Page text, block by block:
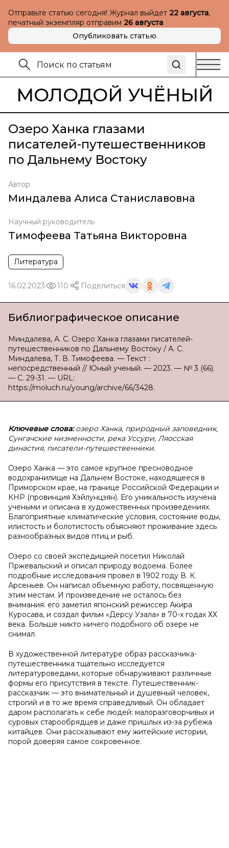
Отправьте статью сегодня! Журнал выйдет 22 августа,
печатный экземпляр отправим 26 августа
Опубликовать статью
МОЛОДОЙ УЧЁНЫЙ
Озеро Ханка глазами
писателей-путешественников
по Дальнему Востоку
Автор
Миндалева Алиса Станиславовна
Научный руководитель
Тимофеева Татьяна Викторовна
Литература
16.02.2023 110 Поделиться
Библиографическое описание
Миндалева, А. С. Озеро Ханка глазами писателей-
путешественников по Дальнему Востоку / А. С.
Миндалева, Т. В. Тимофеева. — Текст :
непосредственный // Юный ученый. — 2023. — № 3 (66).
— С. 29-31. — URL:
https://moluch.ru/young/archive/66/3428.
Ключевые слова:озеро Ханка, природный заповедник,
Сунгачские низменности, река Уссури, Ляосская
династия, писатели-путешественники.
Озеро Ханка — это самое крупное пресноводное
водохранилище на Дальнем Востоке, находящееся в
Приморском крае, на границе Российской Федерации и
КНР (провинция Хэйлунцзян). Его уникальность изучена
учеными и описана в художественных произведениях.
Благоприятные климатические условия, состояние воды,
илистость и болотистость объясняют проживание здесь
разнообразных видов птиц и рыб.
Озеро со своей экспедицией посетил Николай
Пржевальский и описал природу водоема. Более
подробные исследования провел в 1902 году В. К.
Арсеньев. Он написал объемную работу, посвященную
этим местам. И произведение не осталось без
внимания: его заметил японский режиссер Акира
Куросава, и создал фильм «Дерсу Узала» в 70-х годах ХХ
века. Больше никто ничего подобного об озере не
снимал.
В художественной литературе образ рассказчика-
путешественника тщательно исследуется
литературоведами, которые обнаруживают различные
формы его присутствия в тексте. Путешественник-
рассказчик — это внимательный и душевный человек,
строгий и в то же время справедливый. Он обладает
даром располагать к себе людей: малоразговорчивых и
суровых старообрядцев и даже пришлых из-за рубежа
китайцев. Они рассказывают ему житейские истории,
порой доверяя самое сокровенное.